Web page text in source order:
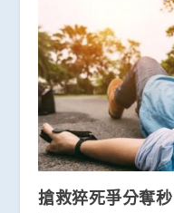
搶救猝死爭分奪秒